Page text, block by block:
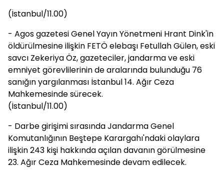
(İstanbul/11.00)
- Agos gazetesi Genel Yayın Yönetmeni Hrant Dink'in
öldürülmesine ilişkin FETÖ elebaşı Fetullah Gülen, eski
savcı Zekeriya Öz, gazeteciler, jandarma ve eski
emniyet görevlilerinin de aralarında bulunduğu 76
sanığın yargılanması İstanbul 14. Ağır Ceza
Mahkemesinde sürecek.
(İstanbul/11.00)
- Darbe girişimi sırasında Jandarma Genel
Komutanlığının Beştepe Karargahı'ndaki olaylara
ilişkin 243 kişi hakkında açılan davanın görülmesine
23. Ağır Ceza Mahkemesinde devam edilecek.